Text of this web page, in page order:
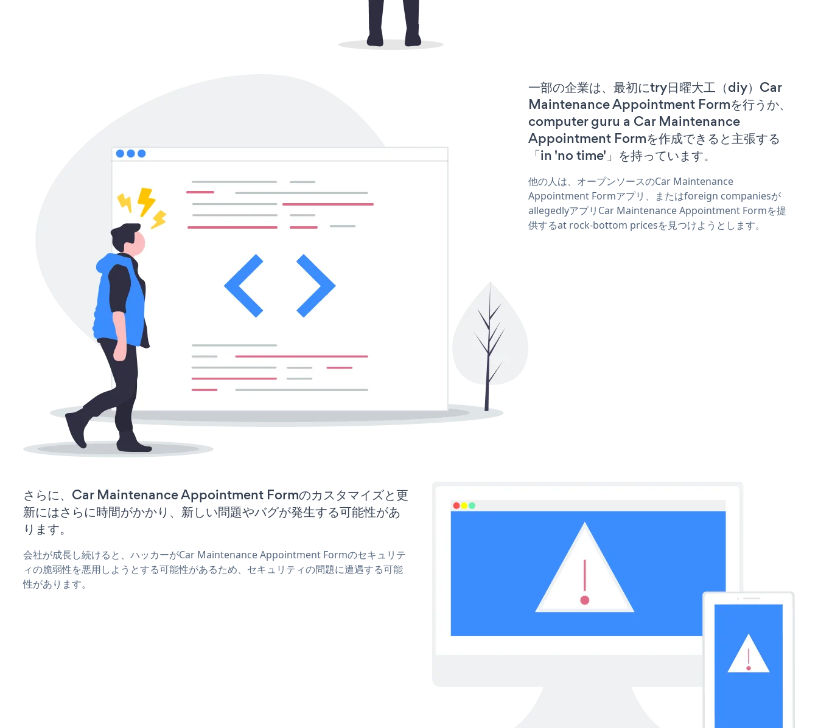
一部の企業は、最初にtry日曜大工（diy）Car
Maintenance Appointment Formを行うか、
computer guru a Car Maintenance
Appointment Formを作成できると主張する
「in 'no time'」を持っています。
他の人は、オープンソースのCar Maintenance
Appointment Formアプリ、またはforeign companiesが
allegedlyアプリCar Maintenance Appointment Formを提
供するat rock-bottom pricesを見つけようとします。
さらに、Car Maintenance Appointment Formのカスタマイズと更
新にはさらに時間がかかり、新しい問題やバグが発生する可能性があ
ります。
会社が成長し続けると、ハッカーがCar Maintenance Appointment Formのセキュリテ
ィの脆弱性を悪用しようとする可能性があるため、セキュリティの問題に遭遇する可能
性があります。